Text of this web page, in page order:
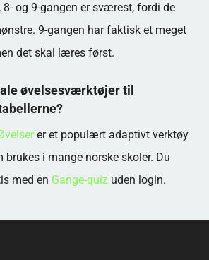
8- og 9-gangen er sværest, fordi de
9-gangen har faktisk et meget
det skal læres først.
øvelsesværktøjer til
er et populært adaptivt verktøy
brukes i mange norske skoler. Du
med en Gange-quizuden login.